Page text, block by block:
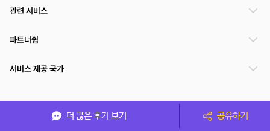
더 많은 후기 보기 공유하기
관련 서비스
파트너쉽
서비스 제공 국가
(주)NSPACE 사업자정보